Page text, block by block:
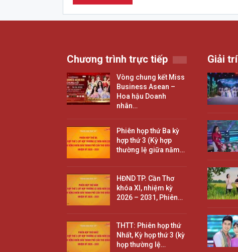
Chương trình trực tiếp
Vòng chung kết Miss
Business Asean –
Hoa hậu Doanh
nhân…
Phiên họp thứ Ba kỳ
hợp thứ 3 (Kỳ hợp
thường lệ giữa năm…
HĐND TP. Cần Thơ
khóa XI, nhiệm kỳ
2026 – 2031, Phiên…
THTT: Phiên họp thứ
Nhất, Kỳ họp thứ 3 (kỳ
họp thường lệ…
Giải trí